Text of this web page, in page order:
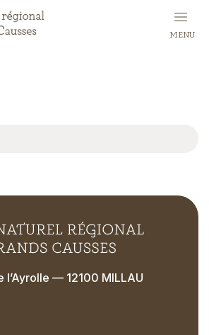
MENU
l’Ayrolle — 12100 MILLAU